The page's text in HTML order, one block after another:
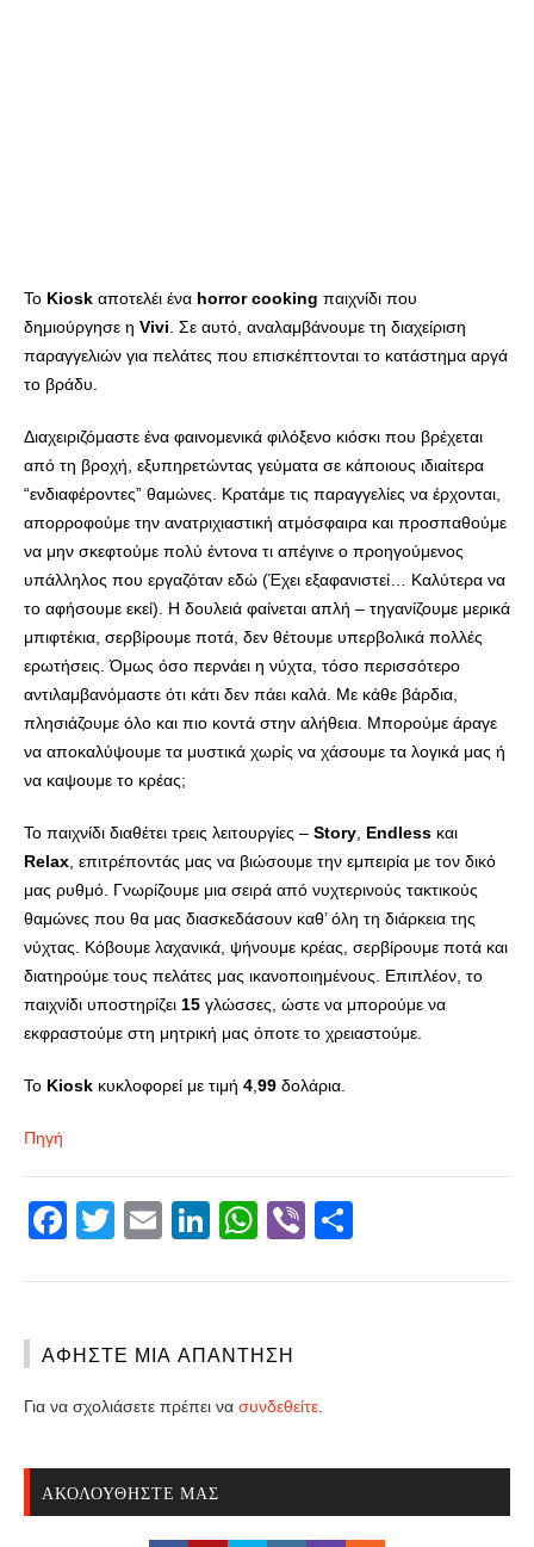
Το Kiosk αποτελέι ένα horror cooking παιχνίδι που
δημιούργησε η Vivi . Σε αυτό, αναλαμβάνουμε τη διαχείριση
παραγγελιών για πελάτες που επισκέπτονται το κατάστημα αργά
το βράδυ.
Διαχειριζόμαστε ένα φαινομενικά φιλόξενο κιόσκι που βρέχεται
από τη βροχή, εξυπηρετώντας γεύματα σε κάποιους ιδιαίτερα
“ενδιαφέροντες” θαμώνες. Κρατάμε τις παραγγελίες να έρχονται,
απορροφούμε την ανατριχιαστική ατμόσφαιρα και προσπαθούμε
να μην σκεφτούμε πολύ έντονα τι απέγινε ο προηγούμενος
υπάλληλος που εργαζόταν εδώ (Έχει εξαφανιστεί… Καλύτερα να
το αφήσουμε εκεί). Η δουλειά φαίνεται απλή – τηγανίζουμε μερικά
μπιφτέκια, σερβίρουμε ποτά, δεν θέτουμε υπερβολικά πολλές
ερωτήσεις. Όμως όσο περνάει η νύχτα, τόσο περισσότερο
αντιλαμβανόμαστε ότι κάτι δεν πάει καλά. Με κάθε βάρδια,
πλησιάζουμε όλο και πιο κοντά στην αλήθεια. Μπορούμε άραγε
να αποκαλύψουμε τα μυστικά χωρίς να χάσουμε τα λογικά μας ή
να καψουμε το κρέας;
Το παιχνίδι διαθέτει τρεις λειτουργίες – Story Endless και
Relax , επιτρέποντάς μας να βιώσουμε την εμπειρία με τον δικό
μας ρυθμό. Γνωρίζουμε μια σειρά από νυχτερινούς τακτικούς
θαμώνες που θα μας διασκεδάσουν καθ’ όλη τη διάρκεια της
νύχτας. Κόβουμε λαχανικά, ψήνουμε κρέας, σερβίρουμε ποτά και
διατηρούμε τους πελάτες μας ικανοποιημένους. Επιπλέον, το
παιχνίδι υποστηρίζει 15 γλώσσες, ώστε να μπορούμε να
εκφραστούμε στη μητρική μας όποτε το χρειαστούμε.
Το Kiosk κυκλοφορεί με τιμή 4 99 δολάρια.
Πηγή
Facebook
Twitter
EmailLinkedIn
WhatsApp
Viber
ΑΦΉΣΤΕ ΜΙΑ ΑΠΆΝΤΗΣΗ
Για να σχολιάσετε πρέπει να συνδεθείτε
ΑΚΟΛΟΥΘΉΣΤΕ ΜΑΣ